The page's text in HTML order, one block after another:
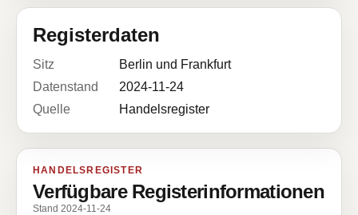
Registerdaten
Sitz
Berlin und Frankfurt
Datenstand
2024-11-24
Quelle
Handelsregister
HANDELSREGISTER
Verfügbare Registerinformationen
Stand 2024-11-24